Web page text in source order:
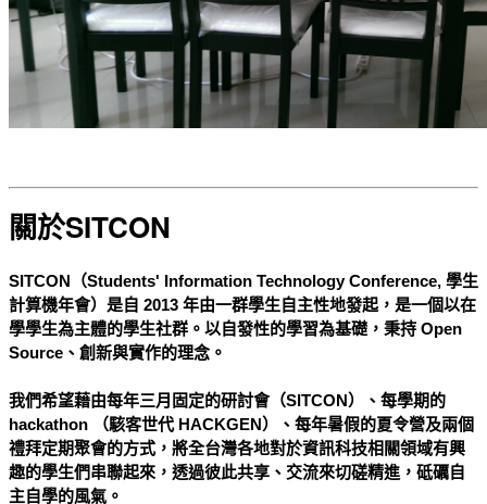
關於SITCON
SITCON（Students' Information Technology Conference, 學生
計算機年會）是自 2013 年由一群學生自主性地發起，是一個以在
學學生為主體的學生社群。以自發性的學習為基礎，秉持 Open
Source、創新與實作的理念。
我們希望藉由每年三月固定的研討會（SITCON）、每學期的
hackathon （駭客世代 HACKGEN）、每年暑假的夏令營及兩個
禮拜定期聚會的方式，將全台灣各地對於資訊科技相關領域有興
趣的學生們串聯起來，透過彼此共享、交流來切磋精進，砥礪自
主自學的風氣。